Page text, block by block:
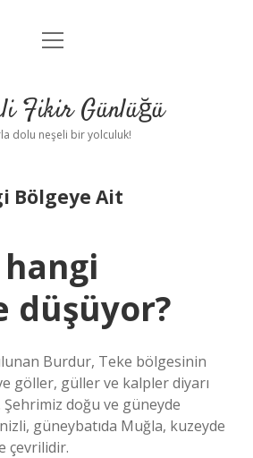
Anasayfa
Yasal Uyarı
menüyü
Fikir Günlüğü
dolu neşeli bir yolculuk!
Bölgeye Ait
düşüyor?
Burdur, Teke bölgesinin
göller, güller ve kalpler diyarı
doğu ve güneyde
güneybatıda Muğla, kuzeyde
çevrilidir.